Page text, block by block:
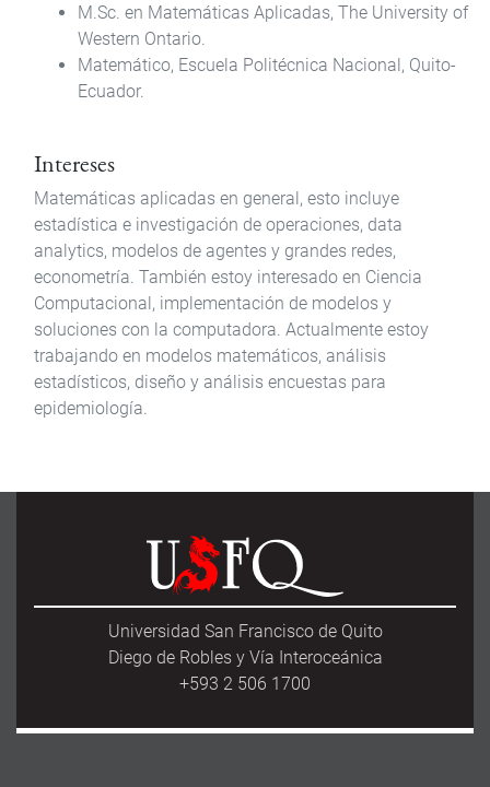
M.Sc. en Matemáticas Aplicadas, The University of
Western Ontario.
Matemático, Escuela Politécnica Nacional, Quito-
Ecuador.
Intereses
Matemáticas aplicadas en general, esto incluye
estadística e investigación de operaciones, data
analytics, modelos de agentes y grandes redes,
econometría. También estoy interesado en Ciencia
Computacional, implementación de modelos y
soluciones con la computadora. Actualmente estoy
trabajando en modelos matemáticos, análisis
estadísticos, diseño y análisis encuestas para
epidemiología.
Universidad San Francisco de Quito
Diego de Robles y Vía Interoceánica
+593 2 506 1700